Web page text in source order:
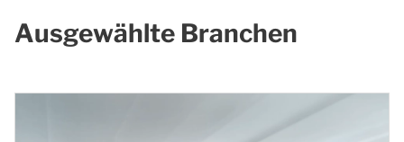
Ausgewählte Branchen